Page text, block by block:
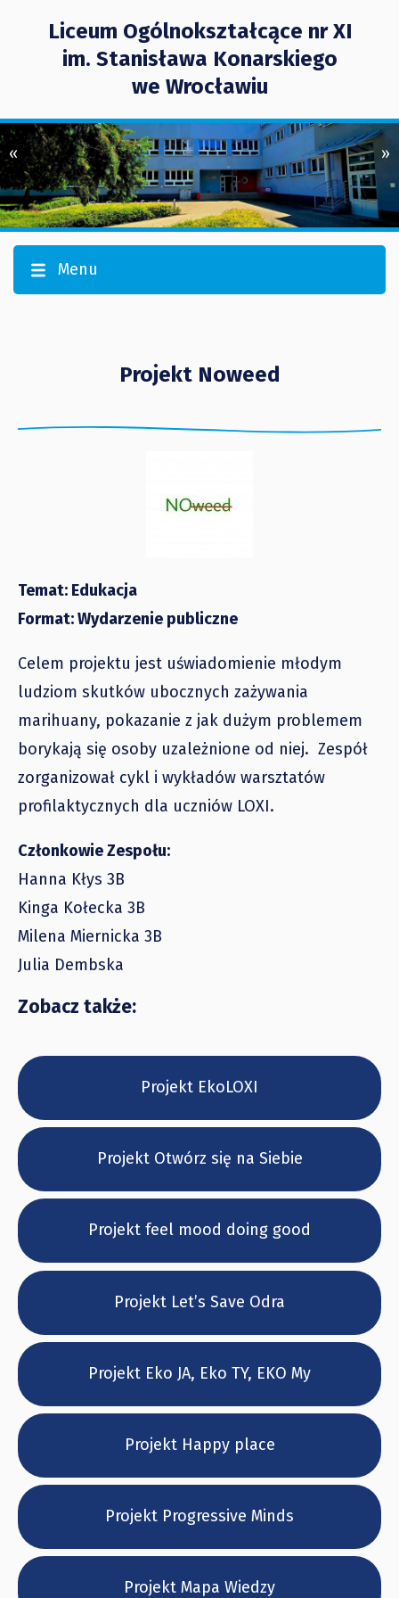
Liceum Ogólnokształcące nr XI
im. Stanisława Konarskiego
we Wrocławiu
« »
Menu
Projekt Noweed
Temat: Edukacja
Format: Wydarzenie publiczne
Celem projektu jest uświadomienie młodym
ludziom skutków ubocznych zażywania
marihuany, pokazanie z jak dużym problemem
borykają się osoby uzależnione od niej. Zespół
zorganizował cykl i wykładów warsztatów
profilaktycznych dla uczniów LOXI.
Członkowie Zespołu:
Hanna Kłys 3B
Kinga Kołecka 3B
Milena Miernicka 3B
Julia Dembska
Zobacz także:
Projekt EkoLOXI
Projekt Otwórz się na Siebie
Projekt feel mood doing good
Projekt Let’s Save Odra
Projekt Eko JA, Eko TY, EKO My
Projekt Happy place
Projekt Progressive Minds
Projekt Mapa Wiedzy